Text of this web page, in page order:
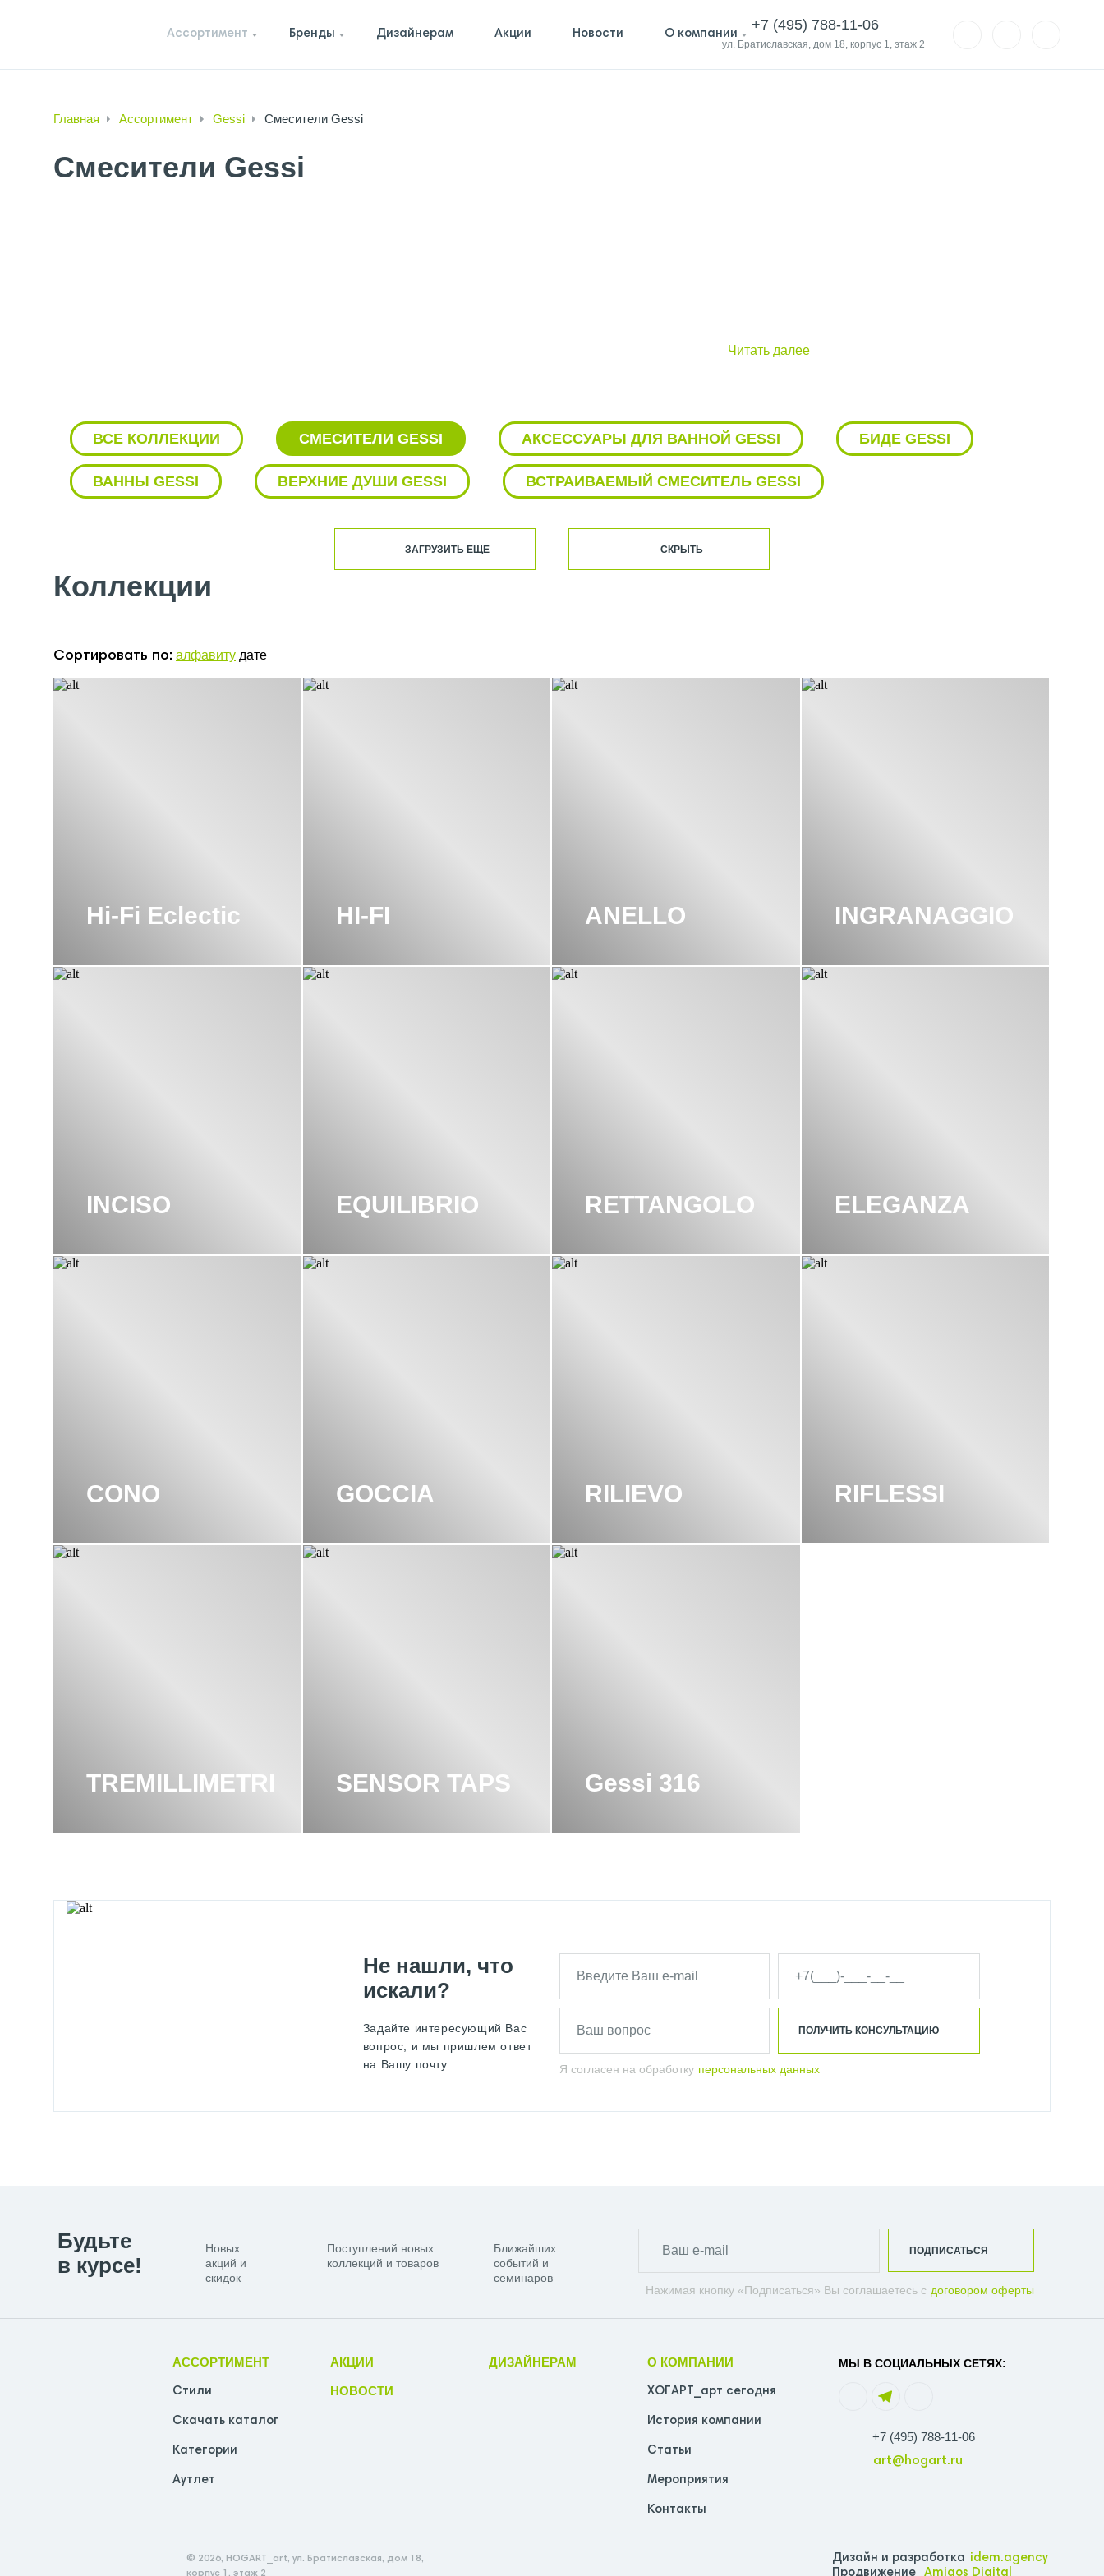
Ассортимент Бренды Дизайнерам Акции Новости О компании
+7 (495) 788-11-06
ул. Братиславская, дом 18, корпус 1, этаж 2
Главная Ассортимент Gessi Смесители Gessi
Смесители Gessi
Читать далее
ВСЕ КОЛЛЕКЦИИ СМЕСИТЕЛИ GESSI АКСЕССУАРЫ ДЛЯ ВАННОЙ GESSI БИДЕ GESSI
ВАННЫ GESSI ВЕРХНИЕ ДУШИ GESSI ВСТРАИВАЕМЫЙ СМЕСИТЕЛЬ GESSI
ДУШ GESSI ДУШЕВАЯ ЛЕЙКА GESSI
НАПОЛЬНЫЙ СМЕСИТЕЛЬ GESSI РАКОВИНА GESSI СМЕСИТЕЛИ ДЛЯ ВАННЫ GESSI
СМЕСИТЕЛЬ ДЛЯ РАКОВИНЫ GESSI
ЗАГРУЗИТЬ ЕЩЕ СКРЫТЬ
Коллекции
Сортировать по: алфавиту дате
Hi-Fi Eclectic HI-FI ANELLO INGRANAGGIO
INCISO EQUILIBRIO RETTANGOLO ELEGANZA
CONO GOCCIA RILIEVO RIFLESSI
TREMILLIMETRI SENSOR TAPS Gessi 316
Не нашли, что
искали?
Задайте интересующий Вас
вопрос, и мы пришлем ответ
на Вашу почту
Я согласен на обработку персональных данных
ПОЛУЧИТЬ КОНСУЛЬТАЦИЮ
Будьте
в курсе!
Новых
акций и
скидок
Поступлений новых
коллекций и товаров
Ближайших
событий и
семинаров
Нажимая кнопку «Подписаться» Вы соглашаетесь с договором оферты
ПОДПИСАТЬСЯ
АССОРТИМЕНТ
Стили
Скачать каталог
Категории
Аутлет
АКЦИИ
НОВОСТИ
ДИЗАЙНЕРАМ О КОМПАНИИ
ХОГАРТ_арт сегодня
История компании
Статьи
Мероприятия
Контакты
МЫ В СОЦИАЛЬНЫХ СЕТЯХ:
+7 (495) 788-11-06
art@hogart.ru
© 2026, HOGART_art, ул. Братиславская, дом 18,
корпус 1, этаж 2
Дизайн и разработка idem.agency
Продвижение
Amigos Digital